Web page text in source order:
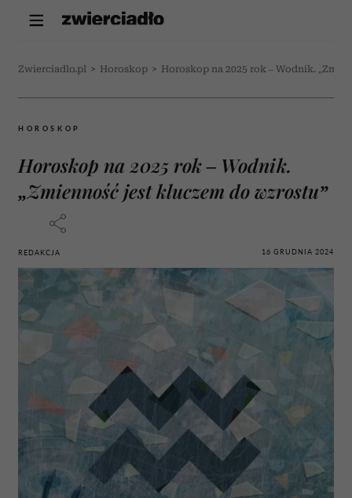
Zwierciadlo.pl > Horoskop > Horoskop na 2025 rok – Wodnik.
HOROSKOP
Horoskop na 2025 rok – Wodnik.
„Zmienność jest kluczem do wzrostu”
REDAKCJA 16 GRUDNIA 2024